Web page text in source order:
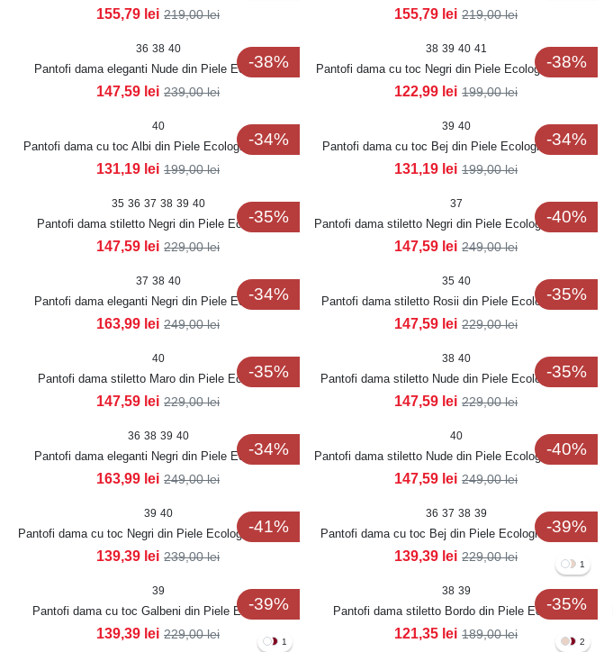
155,79 lei 219,00lei 155,79 lei 219,00lei
-38%
36 38 40
Pantofi dama eleganti Nude din Piele Ecologica
Lacuita Starla
147,59 lei 239,00lei
-38%
38 39 40 41
Pantofi dama cu toc Negri din Piele Ecologica Lacuita
Dunya
122,99 lei 199,00lei
-34%
40
Pantofi dama cu toc Albi din Piele Ecologica Miraya
131,19 lei 199,00lei
-34%
39 40
Pantofi dama cu toc Bej din Piele Ecologica Miraya
131,19 lei 199,00lei
-35%
35 36 37 38 39 40
Pantofi dama stiletto Negri din Piele Ecologica
Intoarsa Allya2
147,59 lei 229,00lei
-40%
37
Pantofi dama stiletto Negri din Piele Ecologica Lacuita
Inaya
147,59 lei 249,00lei
-34%
37 38 40
Pantofi dama eleganti Negri din Piele Ecologica
Lacuita Emrey
163,99 lei 249,00lei
-35%
35 40
Pantofi dama stiletto Rosii din Piele Ecologica Allya
147,59 lei 229,00lei
-35%
40
Pantofi dama stiletto Maro din Piele Ecologica
Intoarsa Allya2
147,59 lei 229,00lei
-35%
38 40
Pantofi dama stiletto Nude din Piele Ecologica Allya
147,59 lei 229,00lei
-34%
36 38 39 40
Pantofi dama eleganti Negri din Piele Ecologica
Intoarsa Emrey2
163,99 lei 249,00lei
-40%
40
Pantofi dama stiletto Nude din Piele Ecologica Lacuita
Inaya
147,59 lei 249,00lei
-41%
39 40
Pantofi dama cu toc Negri din Piele Ecologica Lacuita
Iryani
139,39 lei 239,00lei
-39%
36 37 38 39
Pantofi dama cu toc Bej din Piele Ecologica Lacuita
Jeyna
139,39 lei 229,00lei
-39%
39
Pantofi dama cu toc Galbeni din Piele Ecologica
Lacuita Jeyna
139,39 lei 229,00lei
-35%
1
38 39
Pantofi dama stiletto Bordo din Piele Ecologica
Lacuita Mariama
121,35 lei 189,00lei
1 2